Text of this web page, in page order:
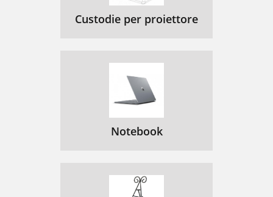
Custodie per proiettore
Notebook